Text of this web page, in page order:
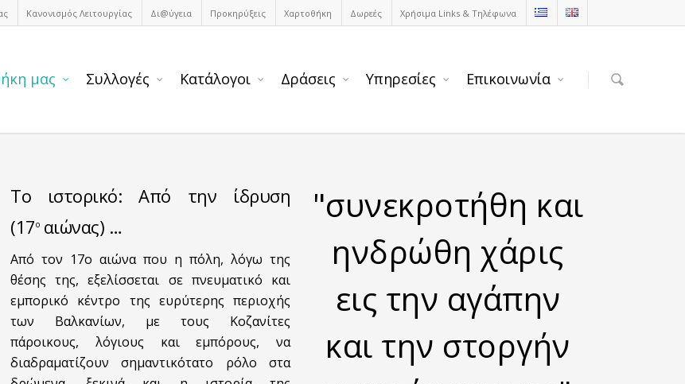
Κανονισμός Λειτουργίας Δι@ύγεια Προκηρύξεις Χαρτοθήκη Δωρεές Χρήσιμα Links & Τηλέφωνα
μας Συλλογές Κατάλογοι Δράσεις Υπηρεσίες Επικοινωνία
Το ιστορικό: Από την ίδρυση
(17οαιώνας) …
Από τον 17ο αιώνα που η πόλη, λόγω της
θέσης της, εξελίσσεται σε πνευματικό και
εμπορικό κέντρο της ευρύτερης περιοχής
των Βαλκανίων, με τους Κοζανίτες
πάροικους, λόγιους και εμπόρους, να
διαδραματίζουν σημαντικότατο ρόλο στα
"συνεκροτήθη και
ηνδρώθη χάρις
εις την αγάπην
και την στοργήν